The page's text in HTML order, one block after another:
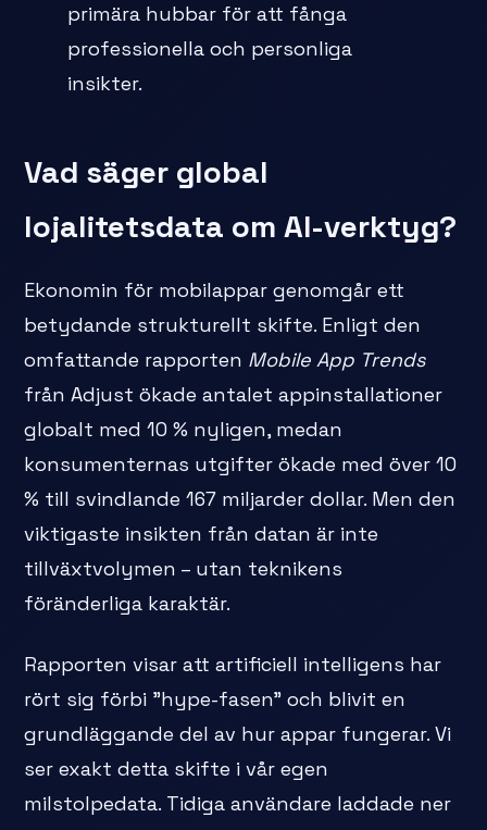
primära hubbar för att fånga
professionella och personliga
insikter.
Vad säger global
lojalitetsdata om AI-verktyg?
Ekonomin för mobilappar genomgår ett
betydande strukturellt skifte. Enligt den
omfattande rapporten Mobile App Trends
från Adjust ökade antalet appinstallationer
globalt med 10 % nyligen, medan
konsumenternas utgifter ökade med över 10
% till svindlande 167 miljarder dollar. Men den
viktigaste insikten från datan är inte
tillväxtvolymen – utan teknikens
föränderliga karaktär.
Rapporten visar att artificiell intelligens har
rört sig förbi "hype-fasen" och blivit en
grundläggande del av hur appar fungerar. Vi
ser exakt detta skifte i vår egen
milstolpedata. Tidiga användare laddade ner